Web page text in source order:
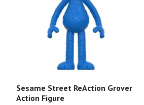
Sesame Street ReAction Grover
Action Figure